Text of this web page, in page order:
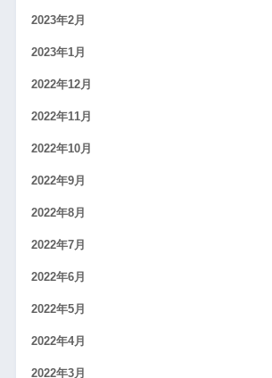
2023年2月
2023年1月
2022年12月
2022年11月
2022年10月
2022年9月
2022年8月
2022年7月
2022年6月
2022年5月
2022年4月
2022年3月